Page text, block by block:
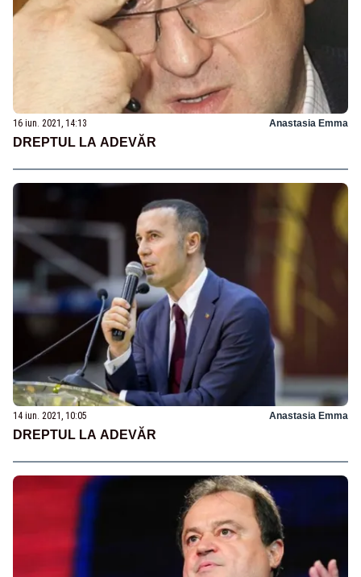
16 iun. 2021, 14:13 Anastasia Emma
DREPTUL LA ADEVĂR
14 iun. 2021, 10:05 Anastasia Emma
DREPTUL LA ADEVĂR